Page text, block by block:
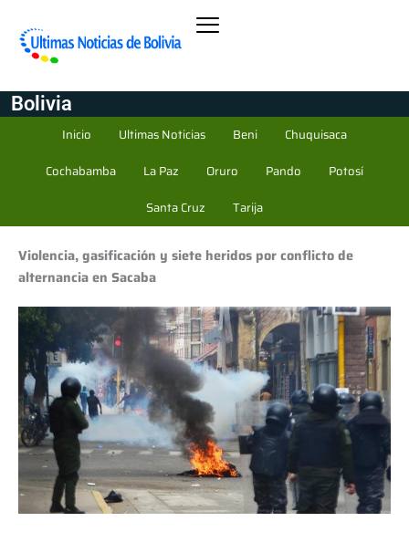
Bolivia
Inicio Ultimas Noticias Beni
Chuquisaca
Cochabamba
La Paz Oruro Pando
Potosí
Santa Cruz
Tarija
Violencia, gasificación y siete heridos por conflicto de
alternancia en Sacaba